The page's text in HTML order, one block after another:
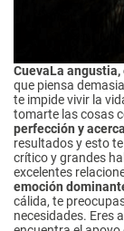
CuevaLa
que piensa
te impide vivir la
tomarte las cosas
perfección y
resultados y esto
crítico y grandes
excelentes
emoción
cálida, te
necesidades. Eres